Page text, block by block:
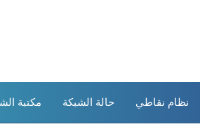
مكتبة حالة الشبكة نظام نقاطي